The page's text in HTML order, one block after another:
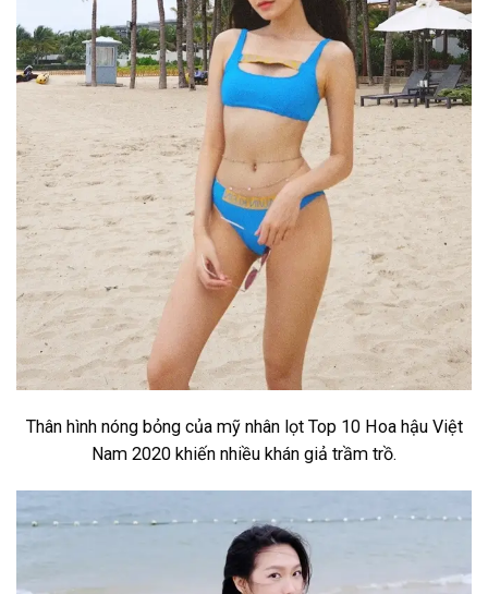
Thân hình nóng bỏng của mỹ nhân lọt Top 10 Hoa hậu Việt
Nam 2020 khiến nhiều khán giả trầm trồ.